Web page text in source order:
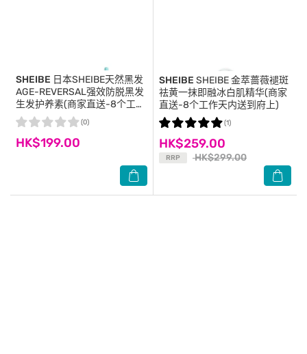
SHEIBE 日本SHEIBE天然黑发
AGE-REVERSAL强效防脱黑发
生发护养素(商家直送-8个工作
天内送到府上;满$599免运)
HK$199.00
(0)
SHEIBE SHEIBE 金萃蔷薇褪斑
祛黄一抹即融冰白肌精华(商家
直送-8个工作天内送到府上)
HK$259.00
RRP HK$299.00
(1)